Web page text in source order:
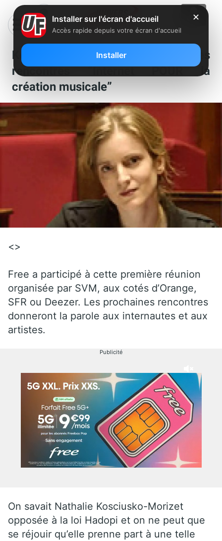
Kosciusko-Morizet inaugure les
rencontres “Internet POUR la
création musicale”
<>
Free a participé à cette première réunion
organisée par SVM, aux cotés d’Orange,
SFR ou Deezer. Les prochaines rencontres
donneront la parole aux internautes et aux
artistes.
Publicité
On savait Nathalie Kosciusko-Morizet
opposée à la loi Hadopi et on ne peut que
se réjouir qu’elle prenne part à une telle
✕
Installer sur l'écran d'accueil
Accès rapide depuis votre écran d'accueil
Installer